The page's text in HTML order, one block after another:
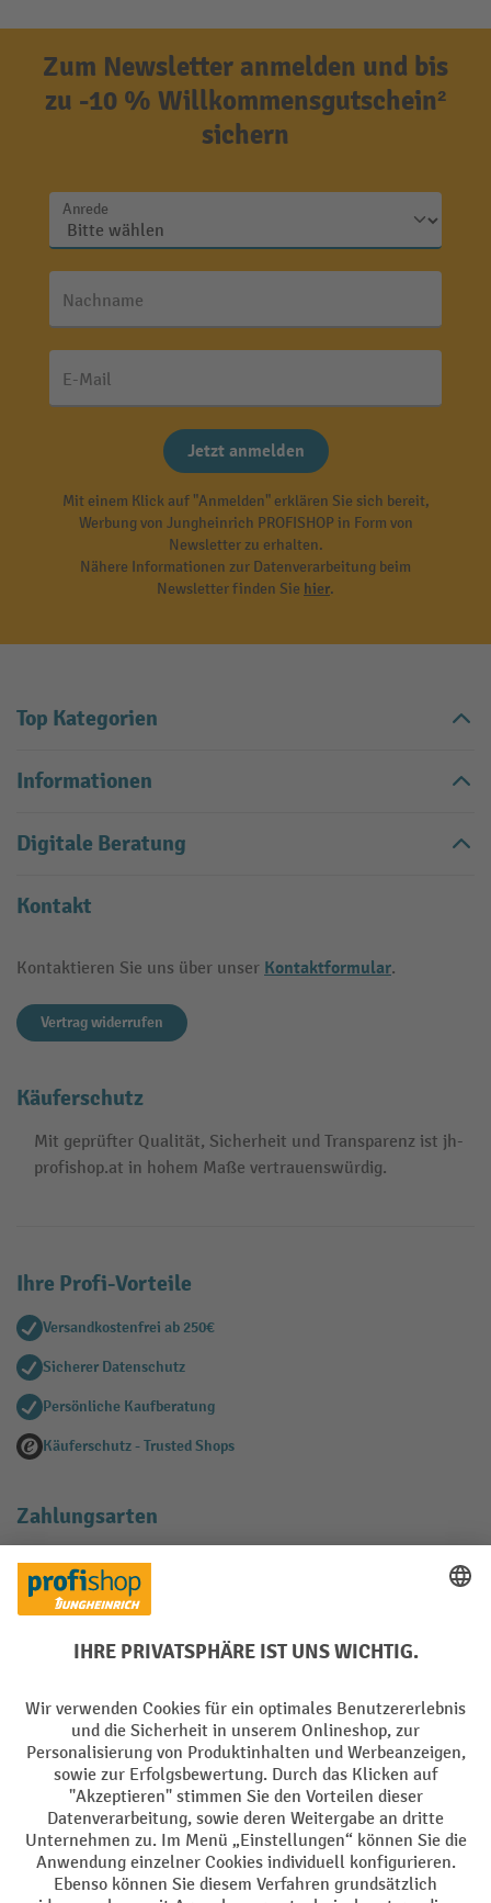
Zum Newsletter anmelden und bis
zu -10 % Willkommensgutschein²
sichern
Anrede
Nachname
E-Mail
Jetzt anmelden
Mit einem Klick auf "Anmelden" erklären Sie sich bereit,
Werbung von Jungheinrich PROFISHOP in Form von
Newsletter zu erhalten.
Nähere Informationen zur Datenverarbeitung beim
Newsletter finden Sie hier.
Top Kategorien
Informationen
Digitale Beratung
Kontakt
Kontaktieren Sie uns über unser Kontaktformular.
Vertrag widerrufen
Käuferschutz
Mit geprüfter Qualität, Sicherheit und Transparenz ist jh-
profishop.at in hohem Maße vertrauenswürdig.
Ihre Profi-Vorteile
Versandkostenfrei ab 250€
Sicherer Datenschutz
Persönliche Kaufberatung
Käuferschutz - Trusted Shops
Zahlungsarten
Creditcard (Master)
Facebook
YouTube
LinkedIn
Instagram
AGB Impressum Datenschutz
Barrierefreiheit Privacy Settings